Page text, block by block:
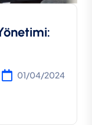
01/04/2024